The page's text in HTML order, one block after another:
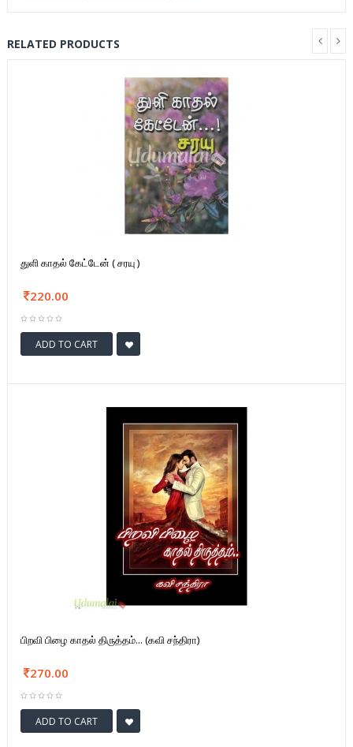
RELATED PRODUCTS
துளி காதல் கேட்டேன் ( சரயு )
220.00
ADD TO CART
பிறவி பிழை காதல் திருத்தம்... (கவி சந்திரா)
270.00
ADD TO CART